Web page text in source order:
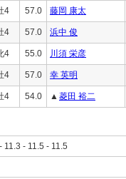
4 57.0 藤岡 康太
4 57.0 浜中 俊
4 55.0 川須 栄彦
4 57.0 幸 英明
4 54.0 ▲ 菱田 裕二
11.3 - 11.5 - 11.5